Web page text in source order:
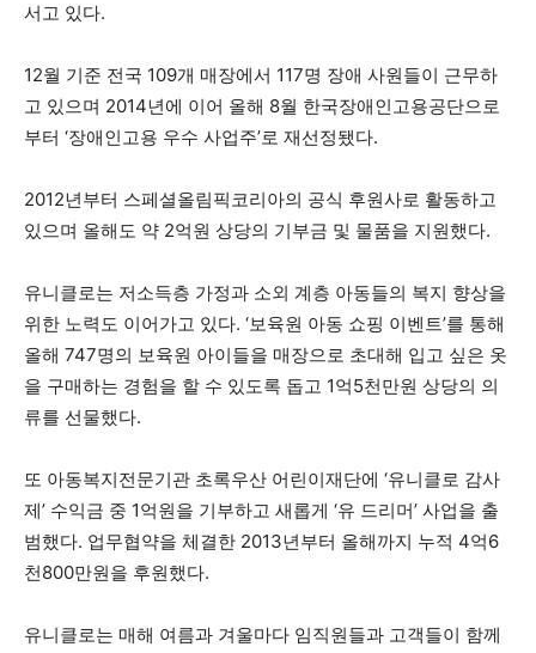
서고 있다.
12월 기준 전국 109개 매장에서 117명 장애 사원들이 근무하
고 있으며 2014년에 이어 올해 8월 한국장애인고용공단으로
부터 ‘장애인고용 우수 사업주’로 재선정됐다.
2012년부터 스페셜올림픽코리아의 공식 후원사로 활동하고
있으며 올해도 약 2억원 상당의 기부금 및 물품을 지원했다.
유니클로는 저소득층 가정과 소외 계층 아동들의 복지 향상을
위한 노력도 이어가고 있다. ‘보육원 아동 쇼핑 이벤트’를 통해
올해 747명의 보육원 아이들을 매장으로 초대해 입고 싶은 옷
을 구매하는 경험을 할 수 있도록 돕고 1억5천만원 상당의 의
류를 선물했다.
또 아동복지전문기관 초록우산 어린이재단에 ‘유니클로 감사
제’ 수익금 중 1억원을 기부하고 새롭게 ‘유 드리머’ 사업을 출
범했다. 업무협약을 체결한 2013년부터 올해까지 누적 4억6
천800만원을 후원했다.
유니클로는 매해 여름과 겨울마다 임직원들과 고객들이 함께